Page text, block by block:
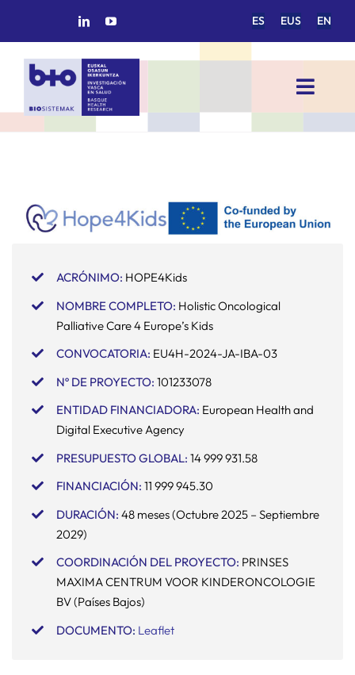
ES EUS EN
Toggle
INICIO
ÁREAS DE INVESTIGACIÓN
ACRÓNIMO: HOPE4Kids
NOMBRE COMPLETO: Holistic Oncological
Palliative Care 4 Europe’s Kids
CONVOCATORIA: EU4H-2024-JA-IBA-03
Nº DE PROYECTO: 101233078
ENTIDAD FINANCIADORA: European Health and
Digital Executive Agency
PRESUPUESTO GLOBAL: 14 999 931.58
FINANCIACIÓN: 11 999 945.30
DURACIÓN: 48 meses (Octubre 2025 – Septiembre
2029)
COORDINACIÓN DEL PROYECTO: PRINSES
MAXIMA CENTRUM VOOR KINDERONCOLOGIE
BV (Países Bajos)
DOCUMENTO: Leaflet